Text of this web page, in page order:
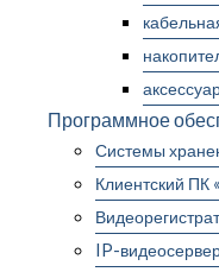
Программное
Системы
Клиентский ПК
IP-